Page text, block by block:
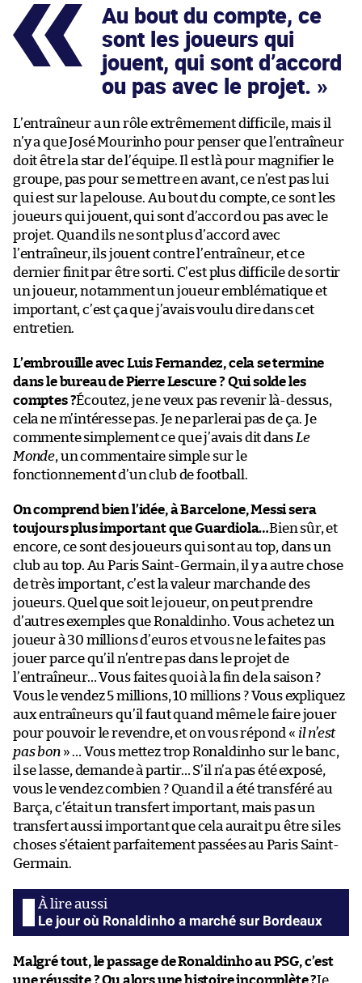
Au bout du compte, ce
sont les joueurs qui
jouent, qui sont d’accord
ou pas avec le projet.
L’entraîneur a un rôle extrêmement difficile, mais il
n’y a que José Mourinho pour penser que l’entraîneur
doit être la star de l’équipe. Il est là pour magnifier le
groupe, pas pour se mettre en avant, ce n’est pas lui
qui est sur la pelouse. Au bout du compte, ce sont les
joueurs qui jouent, qui sont d’accord ou pas avec le
projet. Quand ils ne sont plus d’accord avec
l’entraîneur, ils jouent contre l’entraîneur, et ce
dernier finit par être sorti. C’est plus difficile de sortir
un joueur, notamment un joueur emblématique et
important, c’est ça que j’avais voulu dire dans cet
entretien.
L’embrouille avec Luis Fernandez, cela se termine
dans le bureau de Pierre Lescure ? Qui solde les
comptes ?Écoutez, je ne veux pas revenir là-dessus,
cela ne m’intéresse pas. Je ne parlerai pas de ça. Je
commente simplement ce que j’avais dit dans Le
Monde, un commentaire simple sur le
fonctionnement d’un club de football.
On comprend bien l’idée, à Barcelone, Messi sera
toujours plus important que Guardiola…Bien sûr, et
encore, ce sont des joueurs qui sont au top, dans un
club au top. Au Paris Saint-Germain, il y a autre chose
de très important, c’est la valeur marchande des
joueurs. Quel que soit le joueur, on peut prendre
d’autres exemples que Ronaldinho. Vous achetez un
joueur à 30 millions d’euros et vous ne le faites pas
jouer parce qu’il n’entre pas dans le projet de
l’entraîneur… Vous faites quoi à la fin de la saison ?
Vous le vendez 5 millions, 10 millions ? Vous expliquez
aux entraîneurs qu’il faut quand même le faire jouer
pour pouvoir le revendre, et on vous répond « il n’est
pas bon» … Vous mettez trop Ronaldinho sur le banc,
il se lasse, demande à partir… S’il n’a pas été exposé,
vous le vendez combien ? Quand il a été transféré au
Barça, c’était un transfert important, mais pas un
transfert aussi important que cela aurait pu être si les
choses s’étaient parfaitement passées au Paris Saint-
Germain.
Le jour où Ronaldinho a marché sur Bordeaux
Malgré tout, le passage de Ronaldinho au PSG, c’est